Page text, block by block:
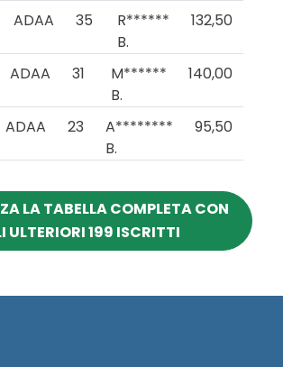
ADAA 35
R******
B.
132,50
ADAA 31
M******
B.
140,00
ADAA 23
A********
B.
95,50
LA TABELLA COMPLETA CON
ULTERIORI 199 ISCRITTI